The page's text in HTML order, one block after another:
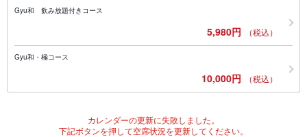
Gyu和 飲み放題付きコース
5,980円 （税込）
Gyu和・極コース
10,000円 （税込）
カレンダーの更新に失敗しました。
下記ボタンを押して空席状況を更新してください。